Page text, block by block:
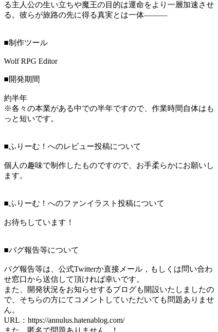
る主人公の生い立ちや魔王の目的は運命をより一層加速させ
る。彼らが旅路の先に得る真実とは一体―――
■制作ツール
Wolf RPG Editor
■開発期間
約半年
※各々の本業がある中での半年ですので、作業時間自体はも
っと短いです。
■ふりーむ！へのレビュー投稿について
個人の趣味で制作したものですので、お手柔らかにお願いし
ます。
■ふりーむ！へのファンイラスト投稿について
お待ちしています！
■バグ報告等について
バグ報告等は、公式Twitterか直接メール，もしくは問い合わ
せ窓口から送信して頂ければ幸いです。
また、開発状況をお知らせするブログも開設いたしましたの
で、そちらの方にてコメントしていただいても問題ありませ
ん。
URL：https://annulus.hatenablog.com/
また、​匿名で問題ありません...！